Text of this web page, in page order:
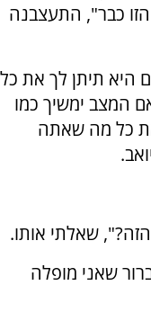
כבר", התעצבנה
היא תיתן לך את כל
המצב ימשיך כמו
כל מה שאתה
שאלתי אותו.
שאני מופלה